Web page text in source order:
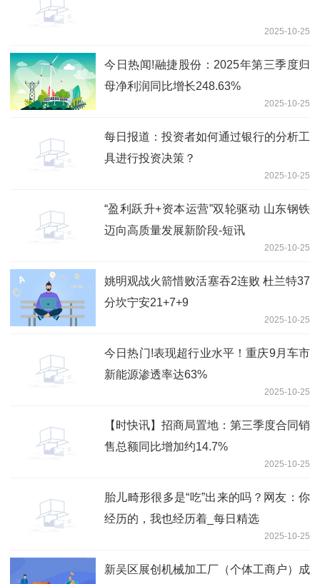
2025-10-25
今日热闻!融捷股份：2025年第三季度归
母净利润同比增长248.63%
2025-10-25
每日报道：投资者如何通过银行的分析工
具进行投资决策？
2025-10-25
“盈利跃升+资本运营”双轮驱动 山东钢铁
迈向高质量发展新阶段-短讯
2025-10-25
姚明观战火箭惜败活塞吞2连败 杜兰特37
分坎宁安21+7+9
2025-10-25
今日热门!表现超行业水平！重庆9月车市
新能源渗透率达63%
2025-10-25
【时快讯】招商局置地：第三季度合同销
售总额同比增加约14.7%
2025-10-25
胎儿畸形很多是“吃”出来的吗？网友：你
经历的，我也经历着_每日精选
2025-10-25
新吴区展创机械加工厂（个体工商户）成